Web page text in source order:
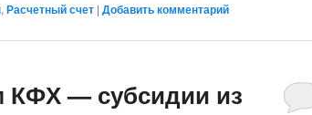
, Расчетный счет | Добавить комментарий
КФХ — субсидии из